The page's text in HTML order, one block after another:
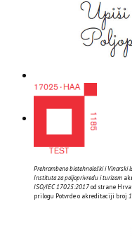
Prehrambeno biotehnološki i Vinarski
Instituta za poljoprivredu i turizam
ISO/IEC 17025:2017od strane
prilogu Potvrde o akreditaciji broj